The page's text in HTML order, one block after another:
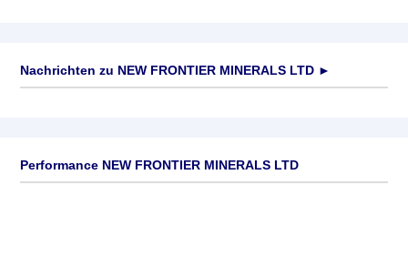
Nachrichten zu NEW FRONTIER MINERALS LTD ►
Performance NEW FRONTIER MINERALS LTD